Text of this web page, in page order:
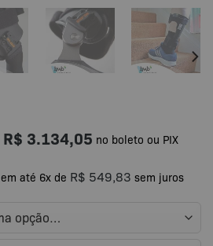
R$ 3.134,05 no boleto ou PIX
em até 6x de R$ 549,83 sem juros